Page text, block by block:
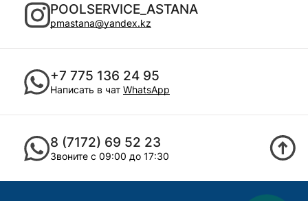
POOLSERVICE_ASTANA
pmastana@yandex.kz
+7 775 136 24 95
Написать в чат WhatsApp
8 (7172) 69 52 23
Звоните с 09:00 до 17:30